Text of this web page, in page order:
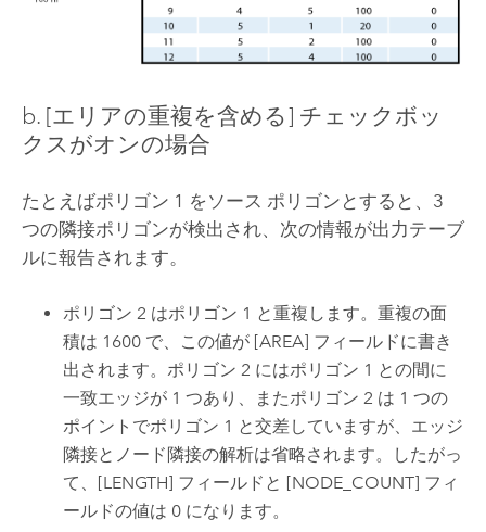
b. [エリアの重複を含める] チェックボッ
クスがオンの場合
たとえばポリゴン 1 をソース ポリゴンとすると、3
つの隣接ポリゴンが検出され、次の情報が出力テーブ
ルに報告されます。
ポリゴン 2 はポリゴン 1 と重複します。重複の面
積は 1600 で、この値が [AREA] フィールドに書き
出されます。ポリゴン 2 にはポリゴン 1 との間に
一致エッジが 1 つあり、またポリゴン 2 は 1 つの
ポイントでポリゴン 1 と交差していますが、エッジ
隣接とノード隣接の解析は省略されます。したがっ
て、[LENGTH] フィールドと [NODE_COUNT] フィ
ールドの値は 0 になります。